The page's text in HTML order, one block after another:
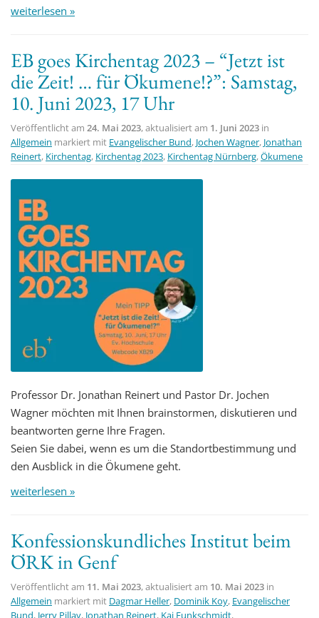
weiterlesen »
EB goes Kirchentag 2023 – “Jetzt ist
die Zeit! … für Ökumene!?”: Samstag,
10. Juni 2023, 17 Uhr
Veröffentlicht am 24. Mai 2023, aktualisiert am 1. Juni 2023 in
Allgemein markiert mit Evangelischer Bund, Jochen Wagner, Jonathan
Reinert, Kirchentag, Kirchentag 2023, Kirchentag Nürnberg,Ökumene
Professor Dr. Jonathan Reinert und Pastor Dr. Jochen
Wagner möchten mit Ihnen brainstormen, diskutieren und
beantworten gerne Ihre Fragen.
Seien Sie dabei, wenn es um die Standortbestimmung und
den Ausblick in die Ökumene geht.
weiterlesen »
Konfessionskundliches Institut beim
ÖRK in Genf
Veröffentlicht am 11. Mai 2023, aktualisiert am 10. Mai 2023 in
Allgemein markiert mit Dagmar Heller, Dominik Koy, Evangelischer
Bund, Jerry Pillay, Jonathan Reinert, Kai Funkschmidt,